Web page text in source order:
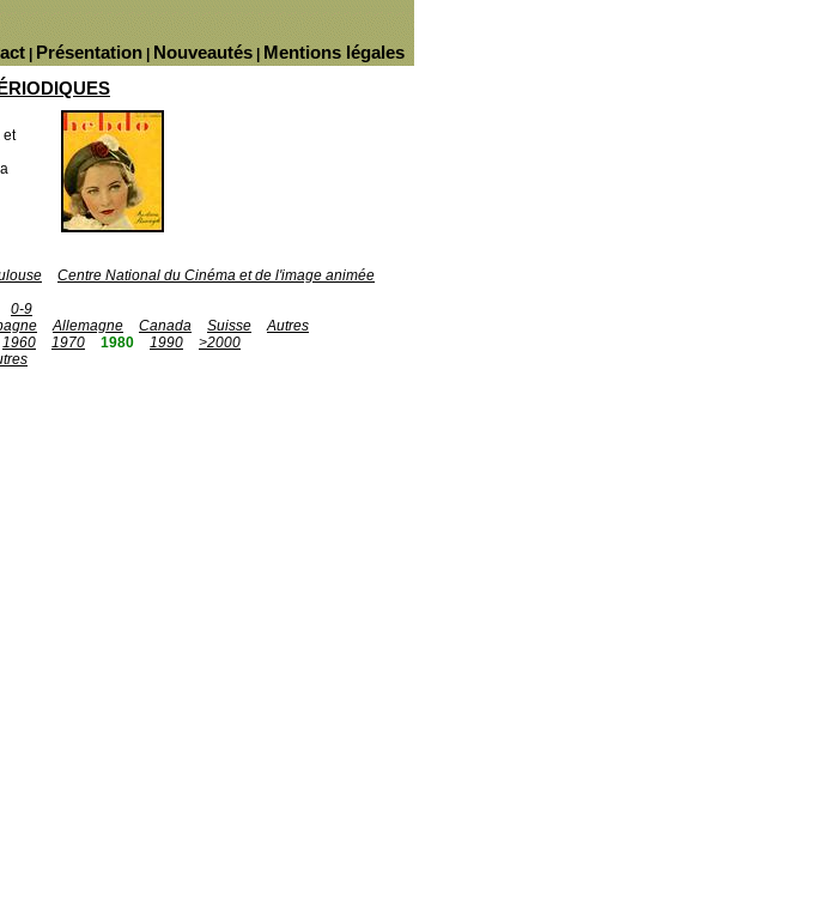
Mentions légales
Nouveautés
Présentation
et
Centre National du Cinéma et de l'image animée
0-9
Allemagne Canada Suisse
Autres
1960 1970 1980 1990
>2000